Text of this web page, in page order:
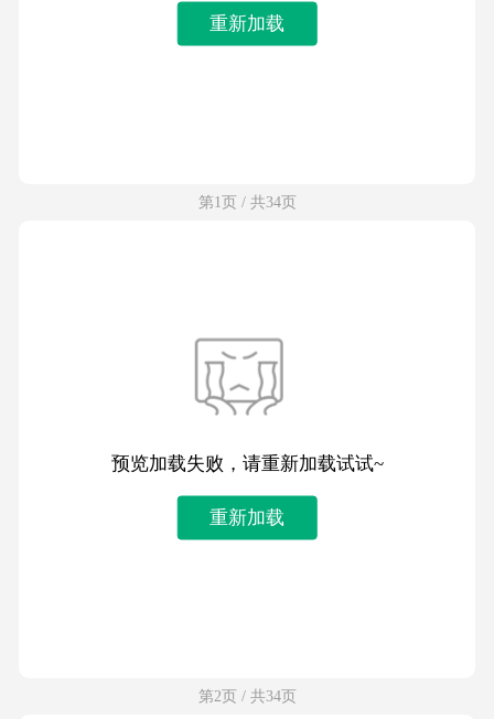
重新加载
第1页 / 共34页
预览加载失败，请重新加载试试~
重新加载
第2页 / 共34页